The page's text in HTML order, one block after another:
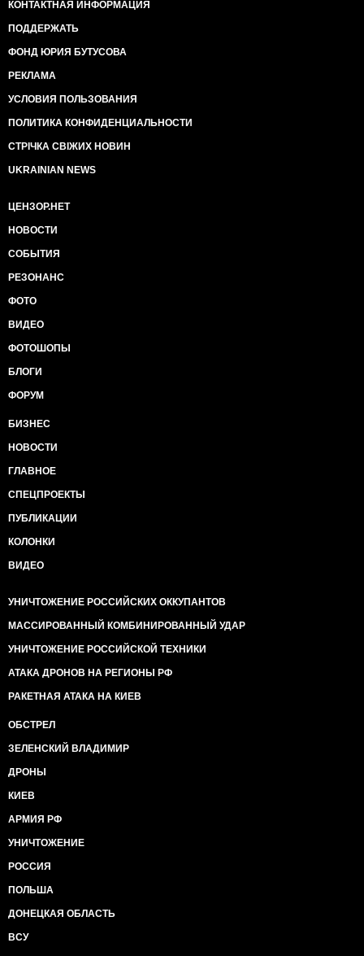
КОНТАКТНАЯ ИНФОРМАЦИЯ
ПОДДЕРЖАТЬ
ФОНД ЮРИЯ БУТУСОВА
РЕКЛАМА
УСЛОВИЯ ПОЛЬЗОВАНИЯ
ПОЛИТИКА КОНФИДЕНЦИАЛЬНОСТИ
СТРІЧКА СВІЖИХ НОВИН
UKRAINIAN NEWS
ЦЕНЗОР.НЕТ
НОВОСТИ
СОБЫТИЯ
РЕЗОНАНС
ФОТО
ВИДЕО
ФОТОШОПЫ
БЛОГИ
ФОРУМ
БИЗНЕС
НОВОСТИ
ГЛАВНОЕ
СПЕЦПРОЕКТЫ
ПУБЛИКАЦИИ
КОЛОНКИ
ВИДЕО
УНИЧТОЖЕНИЕ РОССИЙСКИХ ОККУПАНТОВ
МАССИРОВАННЫЙ КОМБИНИРОВАННЫЙ УДАР
УНИЧТОЖЕНИЕ РОССИЙСКОЙ ТЕХНИКИ
АТАКА ДРОНОВ НА РЕГИОНЫ РФ
РАКЕТНАЯ АТАКА НА КИЕВ
ОБСТРЕЛ
ЗЕЛЕНСКИЙ ВЛАДИМИР
ДРОНЫ
КИЕВ
АРМИЯ РФ
УНИЧТОЖЕНИЕ
РОССИЯ
ПОЛЬША
ДОНЕЦКАЯ ОБЛАСТЬ
ВСУ